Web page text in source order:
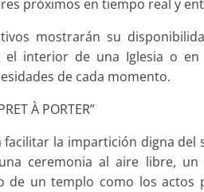
próximos en tiempo real y
mostrarán su
interior de una Iglesia o en
de cada momento.
À PORTER”
la impartición digna del
ceremonia al aire libre,
de un templo como los actos